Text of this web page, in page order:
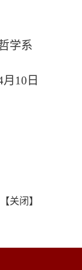
学系
月10日
【关闭 】